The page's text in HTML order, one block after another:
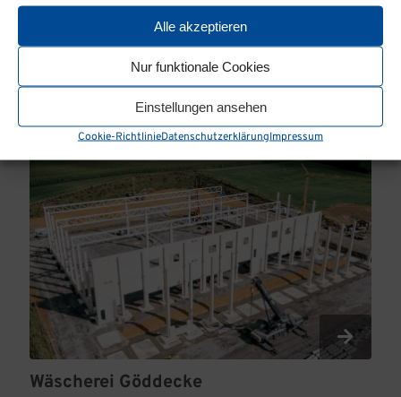
Alle akzeptieren
Nur funktionale Cookies
Einstellungen ansehen
Cookie-RichtlinieDatenschutzerklärungImpressum
Wäscherei Göddecke